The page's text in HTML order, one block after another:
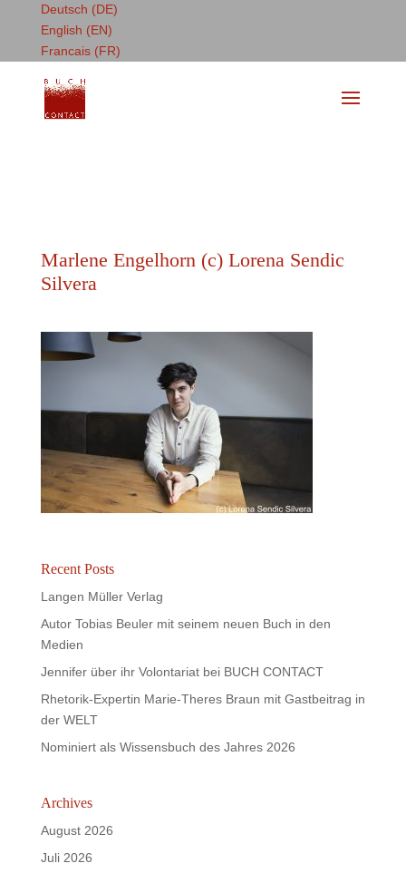
Deutsch (DE)
English (EN)
Francais (FR)
Marlene Engelhorn (c) Lorena Sendic
Silvera
Recent Posts
Langen Müller Verlag
Autor Tobias Beuler mit seinem neuen Buch in den
Medien
Jennifer über ihr Volontariat bei BUCH CONTACT
Rhetorik-Expertin Marie-Theres Braun mit Gastbeitrag in
der WELT
Nominiert als Wissensbuch des Jahres 2026
Archives
August 2026
Juli 2026